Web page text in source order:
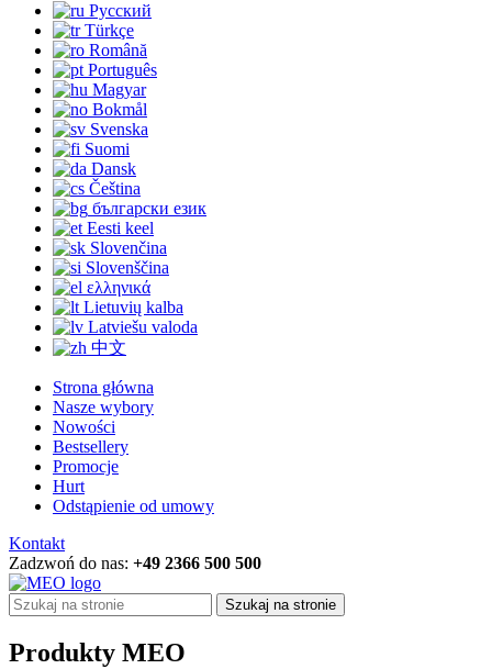
Русский
Türkçe
Română
Português
Magyar
Bokmål
Svenska
Suomi
Dansk
Čeština
български език
Eesti keel
Slovenčina
Slovenščina
ελληνικά
Lietuvių kalba
Latviešu valoda
中文
Strona główna
Nasze wybory
Nowości
Bestsellery
Promocje
Hurt
Odstąpienie od umowy
Kontakt
Zadzwoń do nas: +49 2366 500 500
Szukaj na stronie
Produkty MEO